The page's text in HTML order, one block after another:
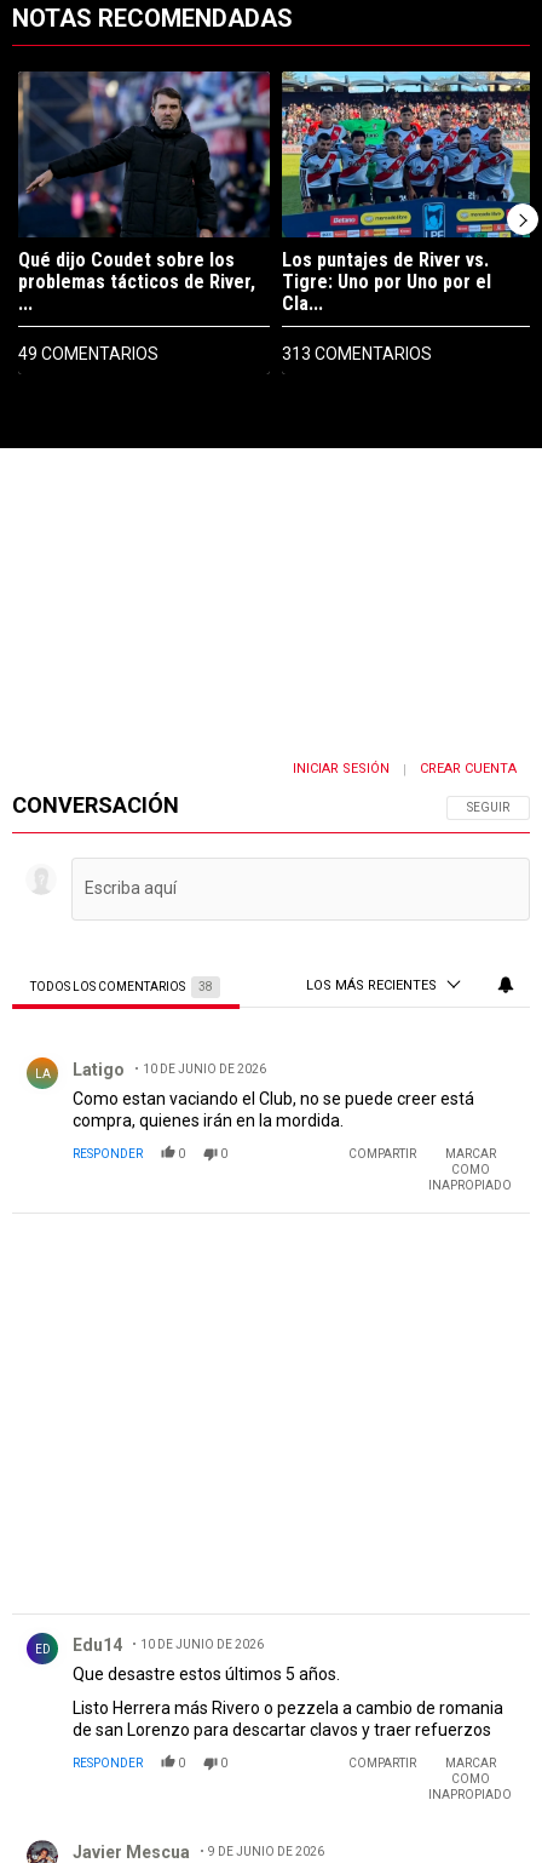
NOTAS RECOMENDADAS
Un artículo de tendencia con el título "Qué dijo Coudet sobre los
Qué dijo Coudet sobre los
problemas tácticos de River,
...
49 COMENTARIOS
Un artículo de tendencia con el
Los puntajes de River vs.
Tigre: Uno por Uno por el
Cla...
313 COMENTARIOS
CONVERSACIÓN SIGA ESTA
SEGUIR
INICIAR SESIÓN | CREAR CUENTA
TODOS LOS COMENTARIOS 38 LOS MÁS RECIENTES
LA Latigo 10 DE JUNIO DE 2026
Como estan vaciando el Club, no se puede creer está
compra, quienes irán en la mordida.
RESPONDER 0 0 COMPARTIR
MARCAR
COMO
INAPROPIADO
ED Edu14 10 DE JUNIO DE 2026
Que desastre estos últimos 5 años.
Listo Herrera más Rivero o pezzela a cambio de romania
de san Lorenzo para descartar clavos y traer refuerzos
RESPONDER 0 0 COMPARTIR
MARCAR
COMO
INAPROPIADO
Javier Mescua 9 DE JUNIO DE 2026